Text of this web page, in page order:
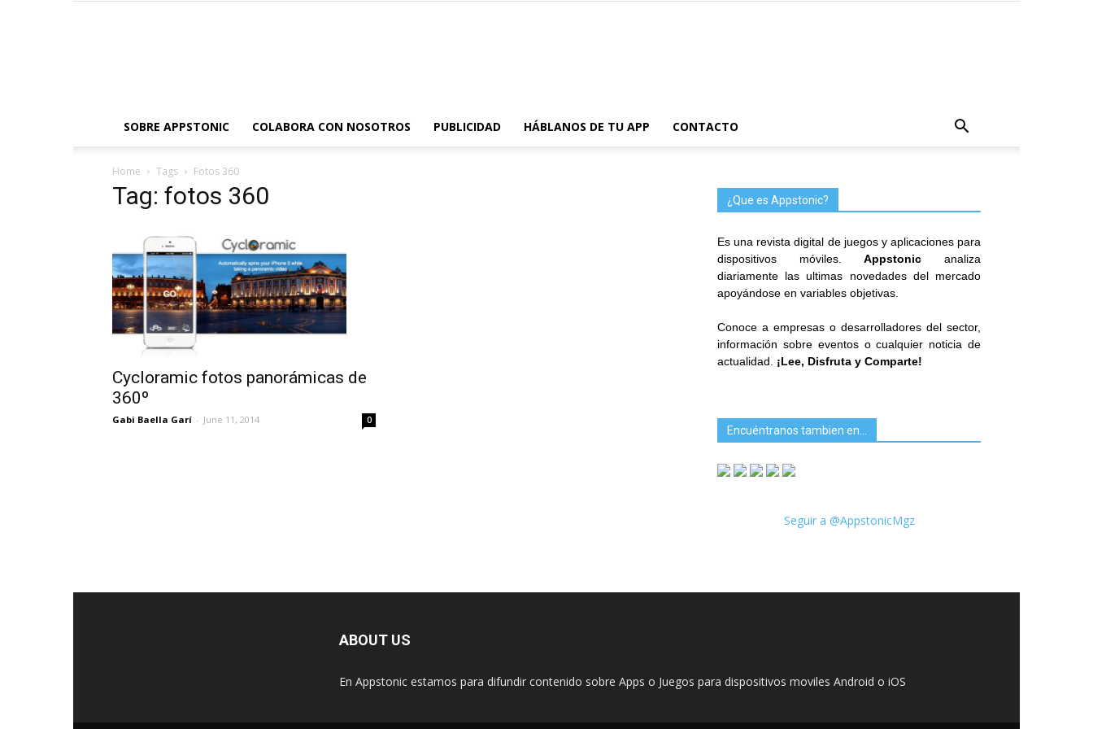
SOBRE APPSTONIC COLABORA CON NOSOTROS PUBLICIDAD HÁBLANOS DE TU APP CONTACTO
Home Tags Fotos 360
Tag: fotos 360
Cycloramic fotos panorámicas de
360º
Gabi Baella Garí - June 11, 2014 0
¿Que es Appstonic?
Es una revista digital de juegos y aplicaciones para
dispositivos móviles.Appstonic analiza
diariamente las ultimas novedades del mercado
apoyándose en variables objetivas.
Conoce a empresas o desarrolladores del sector,
información sobre eventos o cualquier noticia de
actualidad. ¡Lee, Disfruta y Comparte!
Encuéntranos tambien en…
Seguir a @AppstonicMgz
ABOUT US
En Appstonic estamos para difundir contenido sobre Apps o Juegos para dispositivos moviles Android o iOS